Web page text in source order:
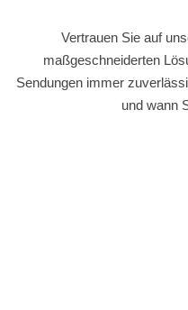
Vertrauen Sie auf
maßgeschneiderten
Sendungen immer
und wann